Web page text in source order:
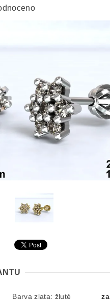
Barva zlata: žluté